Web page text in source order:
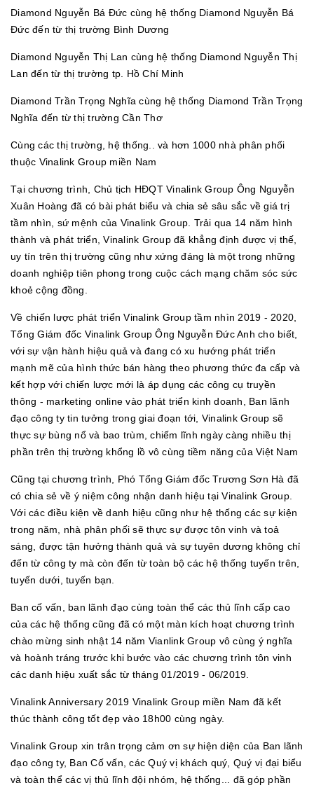
Diamond Nguyễn Bá Đức cùng hệ thống Diamond Nguyễn Bá
Đức đến từ thị trường Bình Dương
Diamond Nguyễn Thị Lan cùng hệ thống Diamond Nguyễn Thị
Lan đến từ thị trường tp. Hồ Chí Minh
Diamond Trần Trọng Nghĩa cùng hệ thống Diamond Trần Trọng
Nghĩa đến từ thị trường Cần Thơ
Cùng các thị trường, hệ thống.. và hơn 1000 nhà phân phối
thuộc Vinalink Group miền Nam
Tại chương trình, Chủ tịch HĐQT Vinalink Group Ông Nguyễn
Xuân Hoàng đã có bài phát biểu và chia sẻ sâu sắc về giá trị
tầm nhìn, sứ mệnh của Vinalink Group. Trải qua 14 năm hình
thành và phát triển, Vinalink Group đã khẳng định được vị thế,
uy tín trên thị trường cũng như xứng đáng là một trong những
doanh nghiệp tiên phong trong cuộc cách mạng chăm sóc sức
khoẻ cộng đồng.
Về chiến lược phát triển Vinalink Group tầm nhìn 2019 - 2020,
Tổng Giám đốc Vinalink Group Ông Nguyễn Đức Anh cho biết,
với sự vận hành hiệu quả và đang có xu hướng phát triển
mạnh mẽ của hình thức bán hàng theo phương thức đa cấp và
kết hợp với chiến lược mới là áp dụng các công cụ truyền
thông - marketing online vào phát triển kinh doanh, Ban lãnh
đạo công ty tin tưởng trong giai đoạn tới, Vinalink Group sẽ
thực sự bùng nổ và bao trùm, chiếm lĩnh ngày càng nhiều thị
phần trên thị trường khổng lồ vô cùng tiềm năng của Việt Nam
Cũng tại chương trình, Phó Tổng Giám đốc Trương Sơn Hà đã
có chia sẻ về ý niệm công nhận danh hiệu tại Vinalink Group.
Với các điều kiện về danh hiệu cũng như hệ thống các sự kiện
trong năm, nhà phân phối sẽ thực sự được tôn vinh và toả
sáng, được tận hưởng thành quả và sự tuyên dương không chỉ
đến từ công ty mà còn đến từ toàn bộ các hệ thống tuyến trên,
tuyến dưới, tuyến bạn.
Ban cố vấn, ban lãnh đạo cùng toàn thể các thủ lĩnh cấp cao
của các hệ thống cũng đã có một màn kích hoạt chương trình
chào mừng sinh nhật 14 năm Vianlink Group vô cùng ý nghĩa
và hoành tráng trước khi bước vào các chương trình tôn vinh
các danh hiệu xuất sắc từ tháng 01/2019 - 06/2019.
Vinalink Anniversary 2019 Vinalink Group miền Nam đã kết
thúc thành công tốt đẹp vào 18h00 cùng ngày.
Vinalink Group xin trân trọng cảm ơn sự hiện diện của Ban lãnh
đạo công ty, Ban Cố vấn, các Quý vị khách quý, Quý vị đại biểu
và toàn thể các vị thủ lĩnh đội nhóm, hệ thống... đã góp phần